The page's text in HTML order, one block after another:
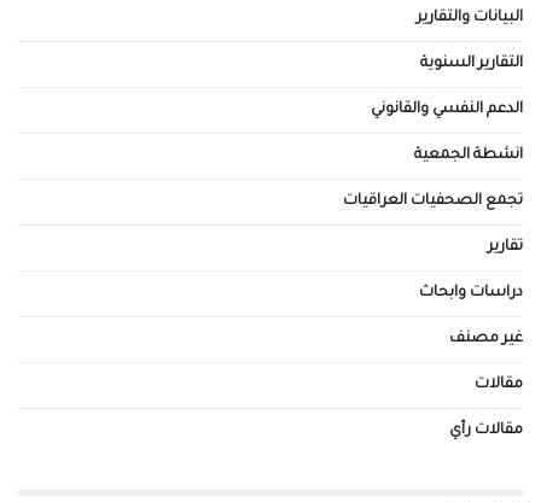
البيانات والتقارير
التقارير السنوية
الدعم النفسي والقانوني
انشطة الجمعية
تجمع الصحفيات العراقيات
تقارير
دراسات وابحاث
غير مصنف
مقالات
مقالات رأي